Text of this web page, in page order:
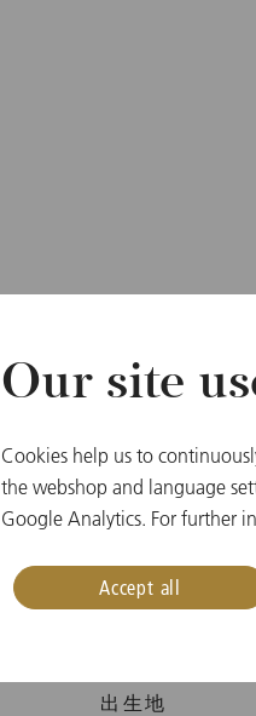
出生地
Our site
Cookies help us to
the webshop and language
Google Analytics. For further
Accept all